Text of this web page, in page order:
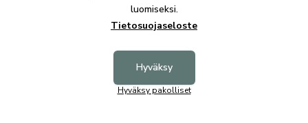
luomiseksi.
Tietosuojaseloste
Hyväksy
Hyväksy pakolliset